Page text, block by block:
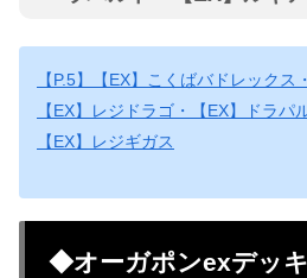
【P.5】【EX】こくばバドレックス
【EX】レジドラゴ・【EX】ドラパ
【EX】レジギガス
◆オーガポンexデッキ